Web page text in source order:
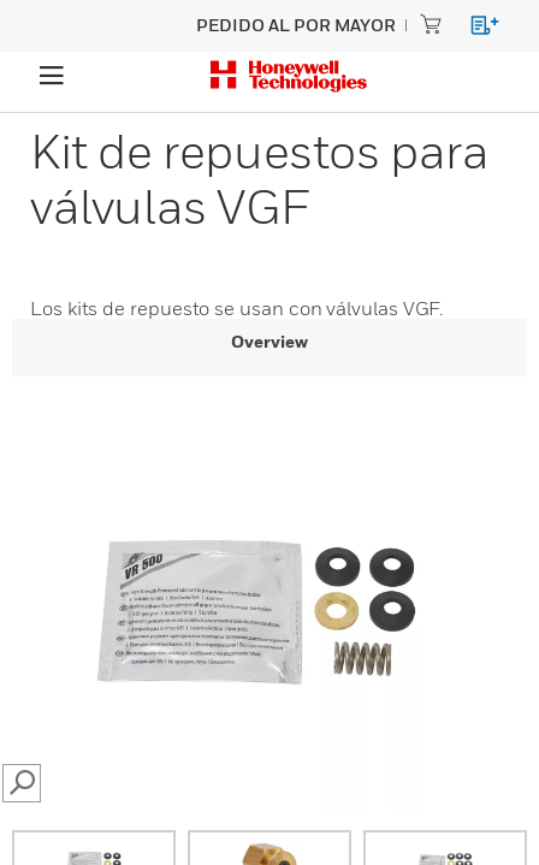
PEDIDO AL POR MAYOR
Kit de repuestos para
válvulas VGF
Los kits de repuesto se usan con válvulas VGF.
Overview
SEARCH